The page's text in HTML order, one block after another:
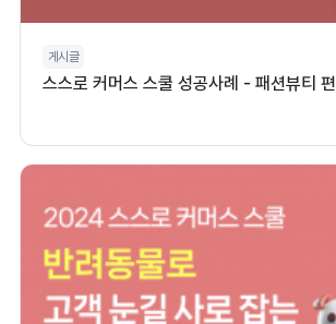
게시글
스스로 커머스 스쿨 성공사례 - 패션뷰티 편